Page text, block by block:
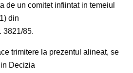
de un comitet infiintat in temeiul
din
3821/85.
trimitere la prezentul alineat, se
Decizia